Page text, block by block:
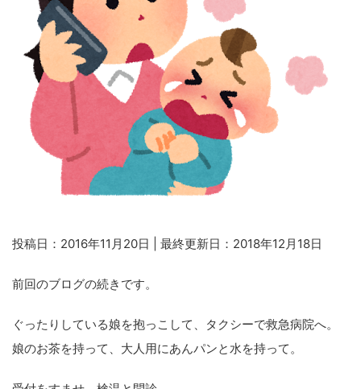
投稿日：2016年11月20日 | 最終更新日：2018年12月18日
前回のブログの続きです。
ぐったりしている娘を抱っこして、タクシーで救急病院へ。
娘のお茶を持って、大人用にあんパンと水を持って。